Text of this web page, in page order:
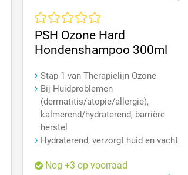
Gemiddelde waardering van 0 van 5 sterren
PSH Ozone Hard
Hondenshampoo 300ml
Stap 1 van Therapielijn Ozone
Bij Huidproblemen
(dermatitis/atopie/allergie),
kalmerend/hydraterend, barrière
herstel
Hydraterend, verzorgt huid en vacht
Nog +3 op voorraad